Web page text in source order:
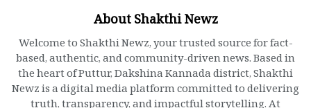
About Shakthi Newz
Welcome to Shakthi Newz, your trusted source for fact-
based, authentic, and community-driven news. Based in
the heart of Puttur, Dakshina Kannada district, Shakthi
Newz is a digital media platform committed to delivering